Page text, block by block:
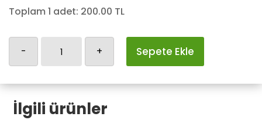
350.00 TL.
Toplam 1 adet: 200.00 TL
- + Sepete Ekle
İlgili ürünler